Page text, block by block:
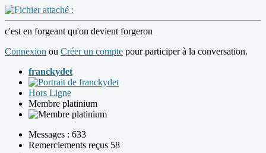
c'est en forgeant qu'on devient forgeron
Connexion ou Créer un compte pour participer à la conversation.
franckydet
Hors Ligne
Membre platinium
Messages : 633
Remerciements reçus 58